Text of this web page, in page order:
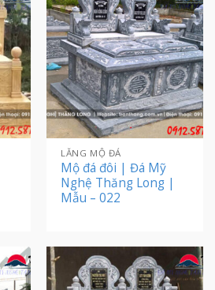
LĂNG MỘ ĐÁ
Mộ đá đôi | Đá Mỹ
Nghệ Thăng Long |
Mẫu – 022